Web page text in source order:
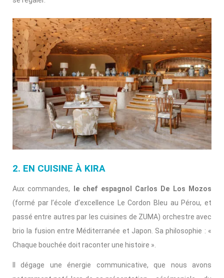
2. EN CUISINE À KIRA
Aux commandes, le chef espagnol Carlos De Los Mozos
(formé par l’école d’excellence Le Cordon Bleu au Pérou, et
passé entre autres par les cuisines de ZUMA) orchestre avec
brio la fusion entre Méditerranée et Japon. Sa philosophie : «
Chaque bouchée doit raconter une histoire ».
Il dégage une énergie communicative, que nous avons